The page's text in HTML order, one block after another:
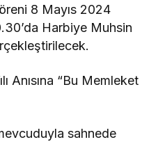
8 Mayıs 2024
Harbiye Muhsin
Anısına “Bu Memleket
sahnede